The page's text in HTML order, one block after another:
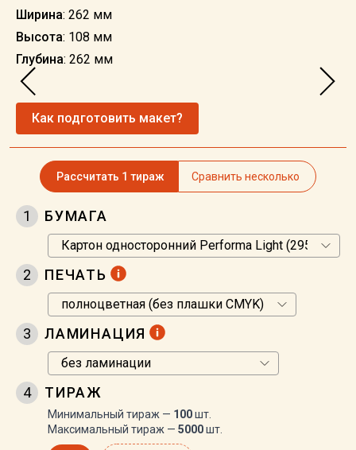
Ширина: 262 мм
Высота: 108 мм
Глубина: 262 мм
Как подготовить макет?
Рассчитать 1 тираж Сравнить несколько
1 БУМАГА
2 ПЕЧАТЬ
3 ЛАМИНАЦИЯ
4 ТИРАЖ
Минимальный тираж — 100шт.
Максимальный тираж — 5000шт.